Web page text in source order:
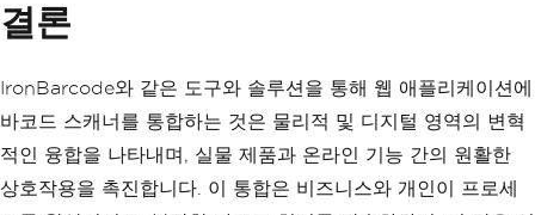
{
                lblResult
.Te
xt
= "Please upload an imag
e.";
결론
IronBarcode와 같은 도구와 솔루션을 통해 웹 애플리케이션에
바코드 스캐너를 통합하는 것은 물리적 및 디지털 영역의 변혁
적인 융합을 나타내며, 실물 제품과 온라인 기능 간의 원활한
상호작용을 촉진합니다. 이 통합은 비즈니스와 개인이 프로세